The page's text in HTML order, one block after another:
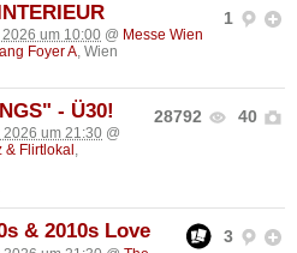
1
2026 um 10:00 @ Messe Wien
Foyer A, Wien
28792 40
- Ü30!
2026 um 21:30 @
& Flirtlokal ,
3
& 2010s Love